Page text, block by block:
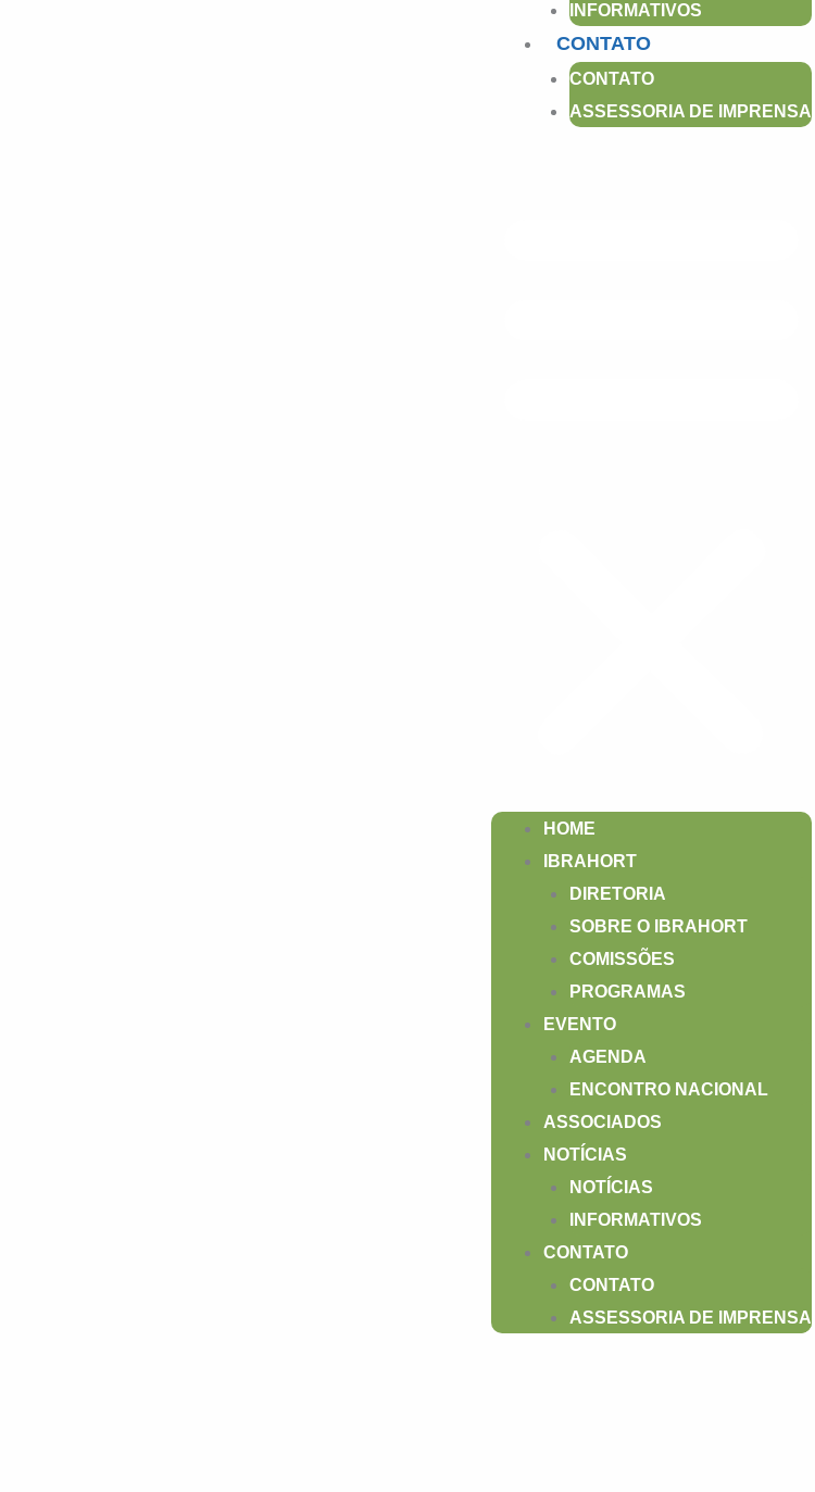
INFORMATIVOS
CONTATO
CONTATO
ASSESSORIA DE IMPRENSA
HOME
IBRAHORT
DIRETORIA
SOBRE O IBRAHORT
COMISSÕES
PROGRAMAS
EVENTO
AGENDA
ENCONTRO NACIONAL
ASSOCIADOS
NOTÍCIAS
NOTÍCIAS
INFORMATIVOS
CONTATO
CONTATO
ASSESSORIA DE IMPRENSA